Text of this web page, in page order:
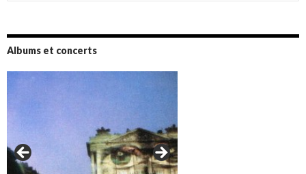
Albums et concerts